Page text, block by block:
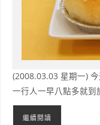
(2008.03.03 星期一)
一行人一早八點多就
繼續閱讀